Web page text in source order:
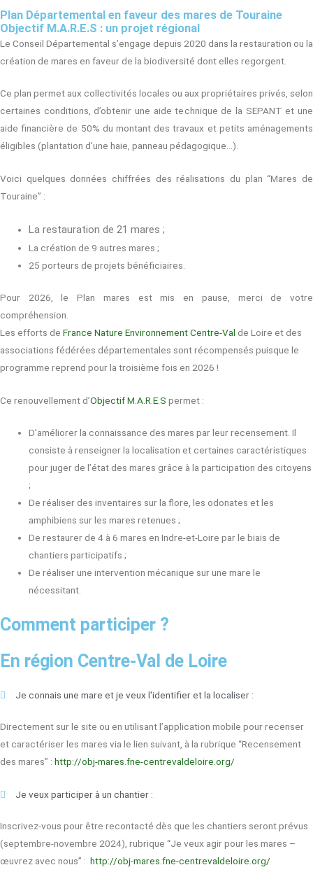
Plan Départemental en faveur des mares de Touraine
Objectif M.A.R.E.S : un projet régional
Le Conseil Départemental s’engage depuis 2020 dans la restauration ou la
création de mares en faveur de la biodiversité dont elles regorgent.
Ce plan permet aux collectivités locales ou aux propriétaires privés, selon
certaines conditions, d’obtenir une aide technique de la SEPANT et une
aide financière de 50% du montant des travaux et petits aménagements
éligibles (plantation d’une haie, panneau pédagogique…).
Voici quelques données chiffrées des réalisations du plan “Mares de
Touraine” :
La restauration de 21 mares ;
La création de 9 autres mares ;
25 porteurs de projets bénéficiaires.
Pour 2026, le Plan mares est mis en pause, merci de votre
compréhension.
Les efforts de France Nature Environnement Centre-Val de Loire et des
associations fédérées départementales sont récompensés puisque le
programme reprend pour la troisième fois en 2026 !
Ce renouvellement d’Objectif M.A.R.E.S permet :
D’améliorer la connaissance des mares par leur recensement. Il
consiste à renseigner la localisation et certaines caractéristiques
pour juger de l’état des mares grâce à la participation des citoyens
;
De réaliser des inventaires sur la flore, les odonates et les
amphibiens sur les mares retenues ;
De restaurer de 4 à 6 mares en Indre-et-Loire par le biais de
chantiers participatifs ;
De réaliser une intervention mécanique sur une mare le
nécessitant.
Comment participer ?
En région Centre-Val de Loire
Je connais une mare et je veux l'identifier et la localiser :
Directement sur le site ou en utilisant l’application mobile pour recenser
et caractériser les mares via le lien suivant, à la rubrique “Recensement
des mares” : http://obj-mares.fne-centrevaldeloire.org/
Je veux participer à un chantier :
Inscrivez-vous pour être recontacté dès que les chantiers seront prévus
(septembre-novembre 2024), rubrique “Je veux agir pour les mares –
œuvrez avec nous” : http://obj-mares.fne-centrevaldeloire.org/